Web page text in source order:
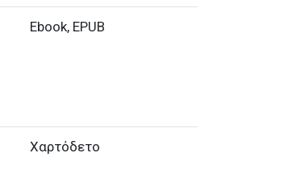
Ebook, EPUB
Χαρτόδετο